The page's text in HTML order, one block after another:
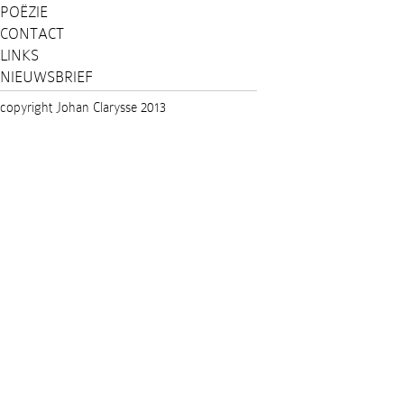
POËZIE
CONTACT
LINKS
NIEUWSBRIEF
copyright Johan Clarysse 2013